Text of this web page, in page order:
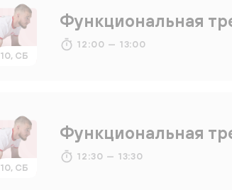
10, СБ
Функциональная
12:00 — 13:00
10, СБ
Функциональная
12:30 — 13:30